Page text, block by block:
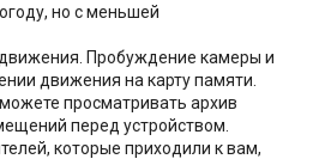
но с меньшей
Пробуждение камеры и
движения на карту памяти.
просматривать архив
перед устройством.
которые приходили к вам,